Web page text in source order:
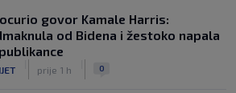
govor Kamale Harris:
od Bidena i žestoko napala
prije 1 h 0